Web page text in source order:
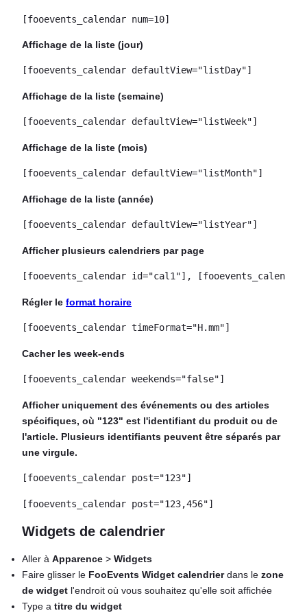
[fooevents_calendar num=10]
Affichage de la liste (jour)
[fooevents_calendar defaultView="listDay"]
Affichage de la liste (semaine)
[fooevents_calendar defaultView="listWeek"]
Affichage de la liste (mois)
[fooevents_calendar defaultView="listMonth"]
Affichage de la liste (année)
[fooevents_calendar defaultView="listYear"]
Afficher plusieurs calendriers par page
[fooevents_calendar id="cal1"],
Régler le format horaire
[fooevents_calendar timeFormat="H.mm"]
Cacher les week-ends
[fooevents_calendar weekends="false"]
Afficher uniquement des événements ou des articles
spécifiques, où "123" est l'identifiant du produit ou de
l'article. Plusieurs identifiants peuvent être séparés par
une virgule.
[fooevents_calendar post="123"]
[fooevents_calendar post="123,456"]
Widgets de calendrier
Aller à Apparence > Widgets
Faire glisser le FooEvents Widget calendrierdans le zone
de widget l'endroit où vous souhaitez qu'elle soit affichée
Type a titre du widget